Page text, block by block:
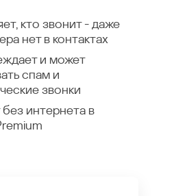
кто звонит - даже
нет в контактах
и может
спам и
звонки
интернета в